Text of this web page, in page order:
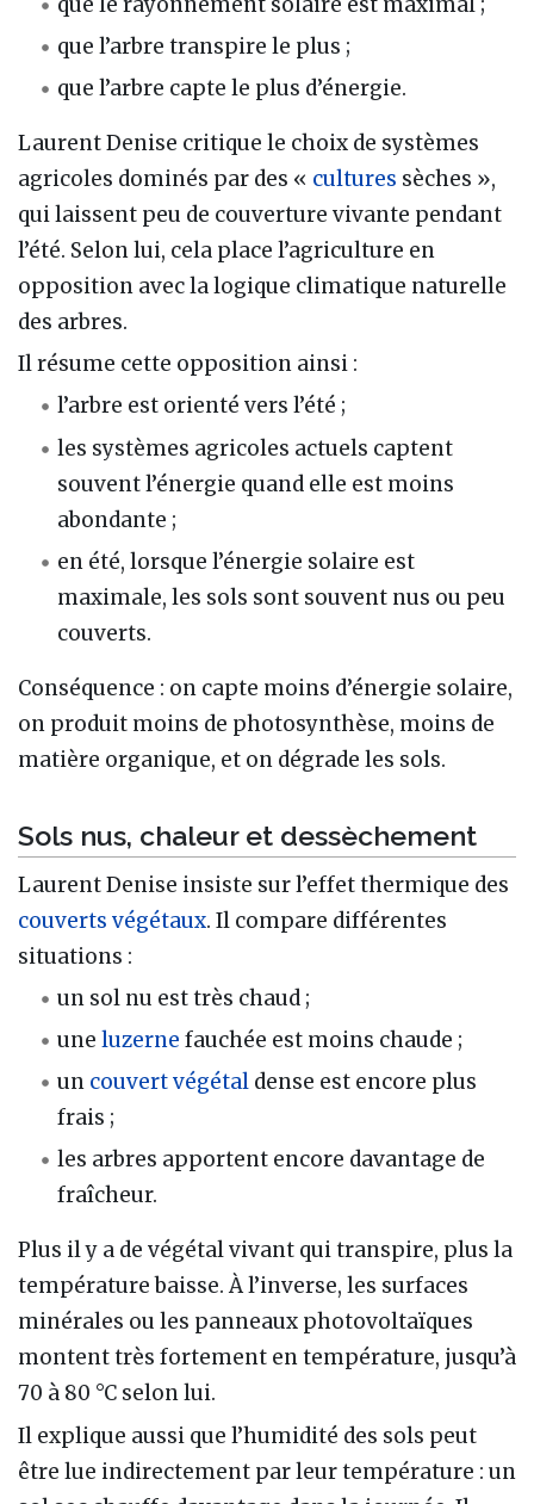
que l’arbre transpire le plus ;
que l’arbre capte le plus d’énergie.
Laurent Denise critique le choix de systèmes
agricoles dominés par des « cultures sèches »,
qui laissent peu de couverture vivante pendant
l’été. Selon lui, cela place l’agriculture en
opposition avec la logique climatique naturelle
des arbres.
Il résume cette opposition ainsi :
l’arbre est orienté vers l’été ;
les systèmes agricoles actuels captent
souvent l’énergie quand elle est moins
abondante ;
en été, lorsque l’énergie solaire est
maximale, les sols sont souvent nus ou peu
couverts.
Conséquence : on capte moins d’énergie solaire,
on produit moins de photosynthèse, moins de
matière organique, et on dégrade les sols.
Sols nus, chaleur et dessèchement
Laurent Denise insiste sur l’effet thermique des
couverts végétaux. Il compare différentes
situations :
un sol nu est très chaud ;
uneluzerne fauchée est moins chaude ;
un couvert végétal dense est encore plus
frais ;
les arbres apportent encore davantage de
fraîcheur.
Plus il y a de végétal vivant qui transpire, plus la
température baisse. À l’inverse, les surfaces
minérales ou les panneaux photovoltaïques
montent très fortement en température, jusqu’à
70 à 80 °C selon lui.
Il explique aussi que l’humidité des sols peut
être lue indirectement par leur température : un